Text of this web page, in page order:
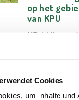
Cookies
um Inhalte und
op het
van KPU
KPU bij
hoe de darmen,
stofwisseling